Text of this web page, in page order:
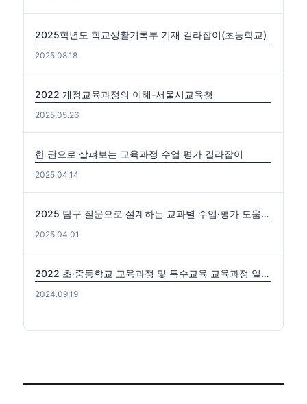
2025학년도 학교생활기록부 기재 길라잡이(초등학교)
2025.08.18
2022 개정교육과정의 이해-서울시교육청
2025.05.26
한 권으로 살펴보는 교육과정 수업 평가 길라잡이
2025.04.14
2025 탐구 질문으로 설계하는 교과별 수업·평가 도움자료(국수사과)
2025.04.01
2022 초·중등학교 교육과정 및 특수교육 교육과정 일부개정 고시 (2024-0816) 출처: https://edutown.tistory.com/1594 [초등교육마을2:티스토리]
2024.09.19